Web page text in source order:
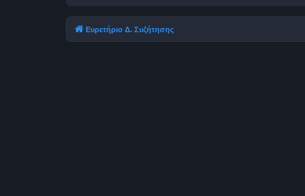
Ευρετήριο Δ. Συζήτησης